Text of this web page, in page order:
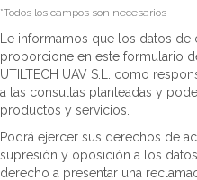
*Todos los campos son necesarios
Le informamos que los datos
proporcione en este formulario
UTILTECH UAV S.L. como
a las consultas planteadas y
productos y servicios.
Podrá ejercer sus derechos de
supresión y oposición a los
derecho a presentar una